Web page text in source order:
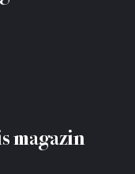
magazin